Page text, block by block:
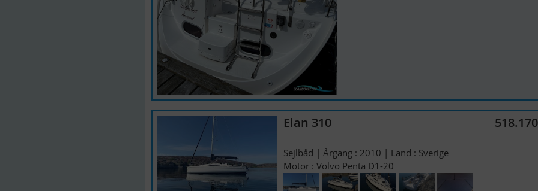
Elan 310
Sejlbåd | Årgang : 2010 | Land : Sverige
Motor : Volvo Penta D1-20